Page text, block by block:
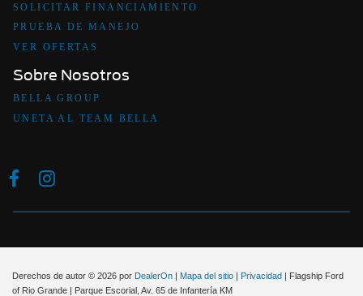
SOLICITAR FINANCIAMIENTO
PRUEBA DE MANEJO
VER OFERTAS
Sobre Nosotros
BELLA GROUP
UNETA AL TEAM BELLA
Derechos de autor © 2026 por DealerOn | Mapa del sitio | Privacidad | Flagship Ford
of Rio Grande | Parque Escorial, Av. 65 de Infantería KM